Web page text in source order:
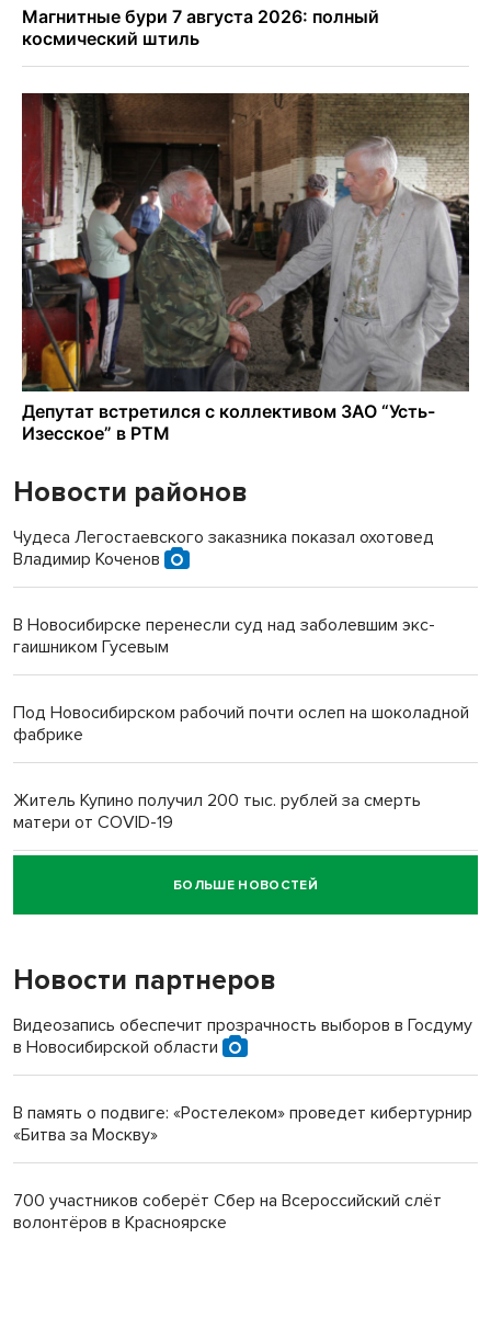
Новости районов
Чудеса Легостаевского заказника показал охотовед
Владимир Коченов
В Новосибирске перенесли суд над заболевшим экс-
гаишником Гусевым
Под Новосибирском рабочий почти ослеп на шоколадной
фабрике
Житель Купино получил 200 тыс. рублей за смерть
матери от COVID-19
Новосибирский суд наказал водителя за смерть
пенсионерки на вокзале
БОЛЬШЕ НОВОСТЕЙ
Новости партнеров
Видеозапись обеспечит прозрачность выборов в Госдуму
в Новосибирской области
В память о подвиге: «Ростелеком» проведет кибертурнир
«Битва за Москву»
700 участников соберёт Сбер на Всероссийский слёт
волонтёров в Красноярске